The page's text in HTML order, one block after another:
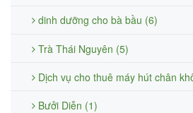
dinh dưỡng cho bà bầu (6)
Trà Thái Nguyên (5)
Dịch vụ cho thuê máy hút chân
Bưởi Diễn (1)